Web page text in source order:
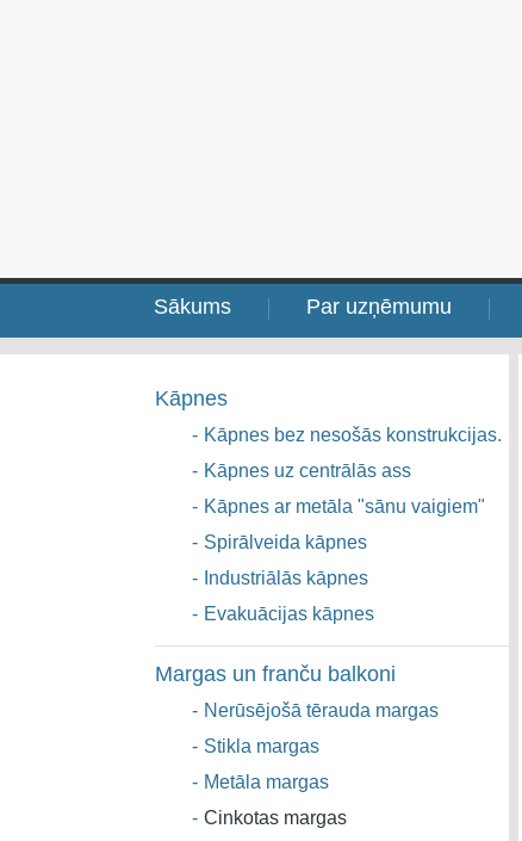
Sākums Par uzņēmumu
Kāpnes
- Kāpnes bez nesošās konstrukcijas.
- Kāpnes uz centrālās ass
- Kāpnes ar metāla "sānu vaigiem"
- Spirālveida kāpnes
-
Industriālās kāpnes
- Evakuācijas kāpnes
Margas un franču balkoni
- Nerūsējošā tērauda margas
- Stikla margas
- Metāla margas
- Cinkotas margas